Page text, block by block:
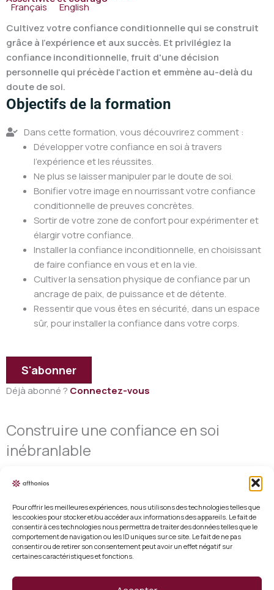
Pour offrir les meilleures expériences, nous utilisons des technologies telles que
les cookies pour stocker et/ou accéder aux informations des appareils. Le fait de
consentir à ces technologies nous permettra de traiter des données telles que le
comportement de navigation ou les ID uniques sur ce site. Le fait de ne pas
consentir ou de retirer son consentement peut avoir un effet négatif sur
certaines caractéristiques et fonctions.
Français
English
Cultivez votre confiance conditionnelle qui se construit
grâce à l'expérience et aux succès. Et privilégiez la
confiance inconditionnelle, fruit d'une décision
personnelle qui précède l'action et emmène au-delà du
doute de soi.
Objectifs de la formation
Dans cette formation, vous découvrirez comment :
Développer votre confiance en soi à travers
l'expérience et les réussites.
Ne plus se laisser manipuler par le doute de soi.
Bonifier votre image en nourrissant votre confiance
conditionnelle de preuves concrètes.
Sortir de votre zone de confort pour expérimenter et
élargir votre confiance.
Installer la confiance inconditionnelle, en choisissant
de faire confiance en vous et en la vie.
Cultiver la sensation physique de confiance par un
ancrage de paix, de puissance et de détente.
Ressentir que vous êtes en sécurité, dans un espace
sûr, pour installer la confiance dans votre corps.
S'abonner
Déjà abonné ? Connectez-vous
Construire une confiance en soi
inébranlable
Mentions légales
Conditions générales de vente